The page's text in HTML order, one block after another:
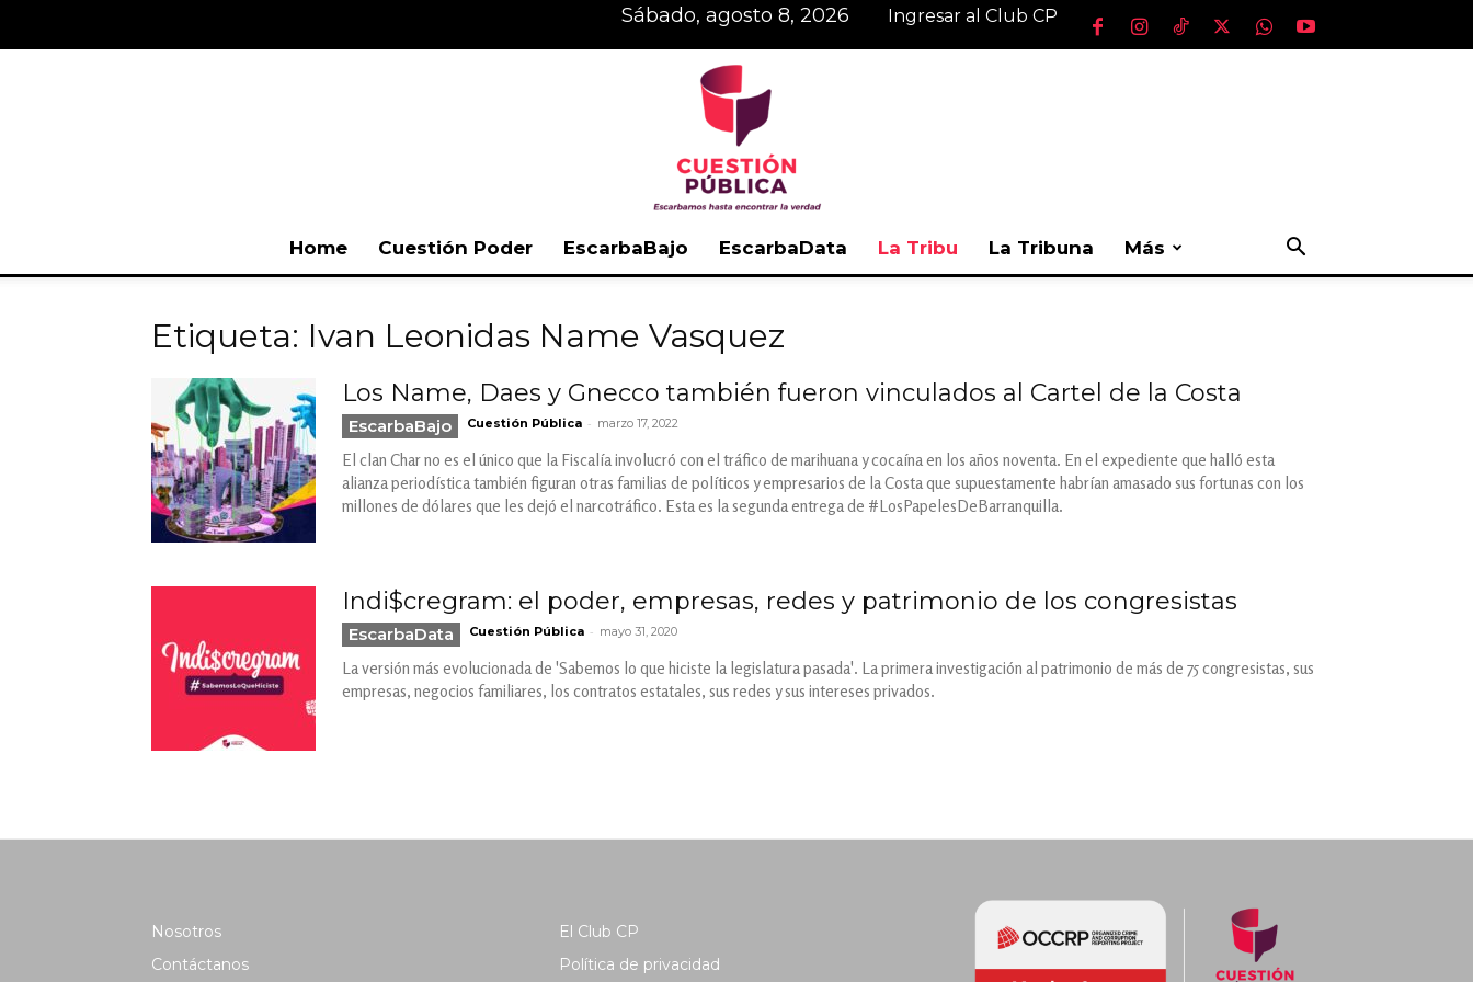
sábado, agosto 8, 2026 Ingresar al Club CP
Home Cuestión Poder EscarbaBajo EscarbaData La Tribu La Tribuna Más
Etiqueta: Ivan Leonidas Name Vasquez
Los Name, Daes y Gnecco también fueron vinculados al Cartel de la Costa
EscarbaBajo Cuestión Pública - marzo 17, 2022
El clan Char no es el único que la Fiscalía involucró con el tráfico de marihuana y cocaína en los años noventa. En el expediente que halló esta
alianza periodística también figuran otras familias de políticos y empresarios de la Costa que supuestamente habrían amasado sus fortunas con los
millones de dólares que les dejó el narcotráfico. Esta es la segunda entrega de #LosPapelesDeBarranquilla.
Indi$cregram: el poder, empresas, redes y patrimonio de los congresistas
EscarbaData Cuestión Pública - mayo 31, 2020
La versión más evolucionada de 'Sabemos lo que hiciste la legislatura pasada'. La primera investigación al patrimonio de más de 75 congresistas, sus
empresas, negocios familiares, los contratos estatales, sus redes y sus intereses privados.
Nosotros
Contáctanos
El Club CP
Política de privacidad